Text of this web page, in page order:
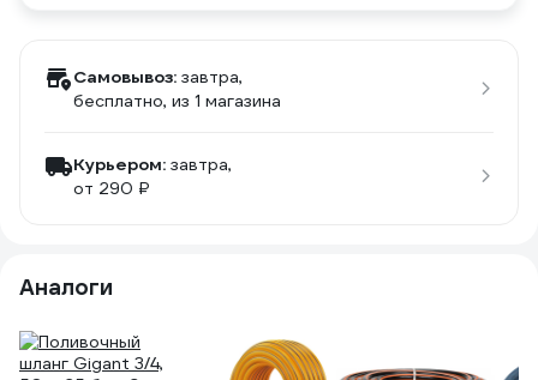
Самовывоз: завтра,
бесплатно, из 1 магазина
Курьером: завтра,
от 290 ₽
Аналоги